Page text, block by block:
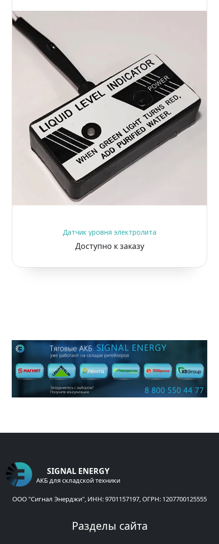
Датчик уровня электролита
Доступно к заказу
SIGNAL ENERGY
АКБ для складской техники
ООО "Сигнал Энерджи", ИНН: 9701157197, ОГРН: 1207700125555
Разделы сайта